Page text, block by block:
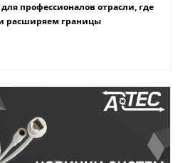
профессионалов отрасли, где
расширяем границы